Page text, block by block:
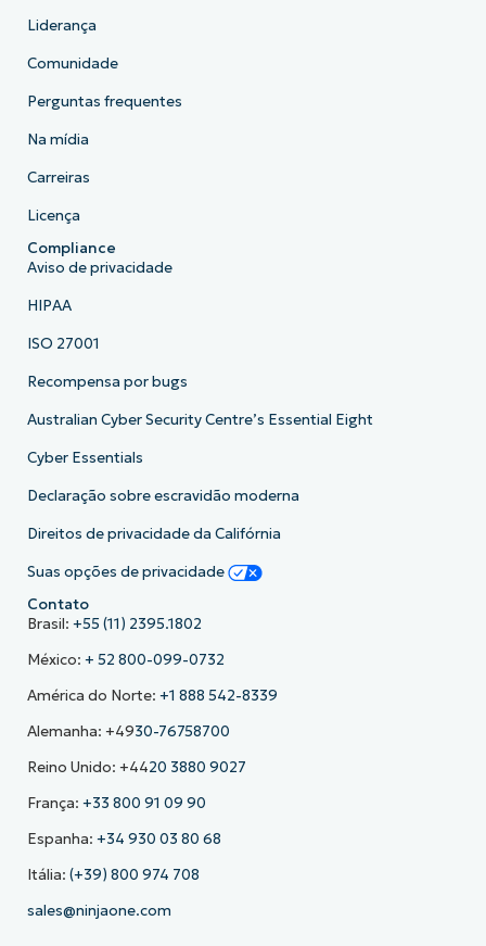
Liderança
Comunidade
Perguntas frequentes
Na mídia
Carreiras
Licença
Compliance
Aviso de privacidade
HIPAA
ISO 27001
Recompensa por bugs
Australian Cyber Security Centre’s Essential Eight
Cyber Essentials
Declaração sobre escravidão moderna
Direitos de privacidade da Califórnia
Suas opções de privacidade
Contato
Brasil: +55 (11) 2395.1802
México: + 52 800-099-0732
América do Norte: +1 888 542-8339
Alemanha: +4930-76758700
Reino Unido: +4420 3880 9027
França: +33 800 91 09 90
Espanha: +34 930 03 80 68
Itália: (+39) 800 974 708
sales@ninjaone.com